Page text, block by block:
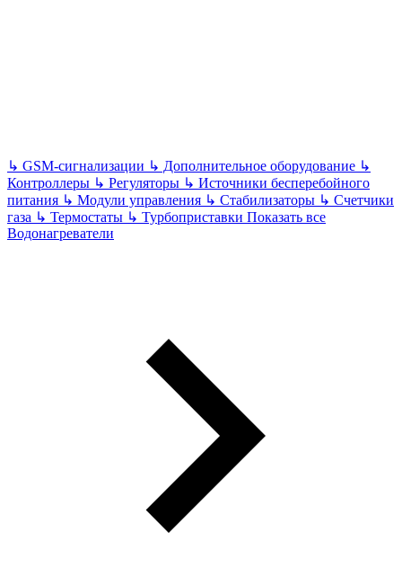
↳ GSM-сигнализации ↳ Дополнительное оборудование ↳
Контроллеры ↳ Регуляторы ↳ Источники бесперебойного
питания ↳ Модули управления ↳ Стабилизаторы ↳ Счетчики
газа ↳ Термостаты ↳ Турбоприставки Показать все
Водонагреватели